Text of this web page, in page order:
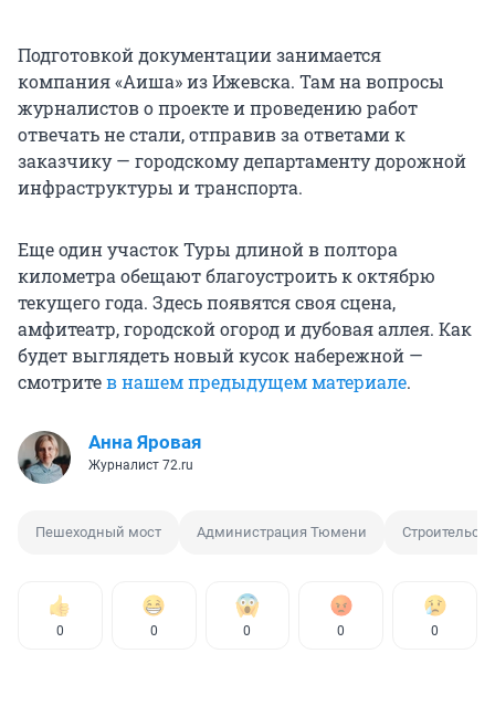
Подготовкой документации занимается
компания «Аиша» из Ижевска. Там на вопросы
журналистов о проекте и проведению работ
отвечать не стали, отправив за ответами к
заказчику — городскому департаменту дорожной
инфраструктуры и транспорта.
Еще один участок Туры длиной в полтора
километра обещают благоустроить к октябрю
текущего года. Здесь появятся своя сцена,
амфитеатр, городской огород и дубовая аллея. Как
будет выглядеть новый кусок набережной —
смотритев нашем предыдущем материале.
Анна Яровая
Журналист 72.ru
Пешеходный мост Администрация Тюмени
0 0 0 0 0